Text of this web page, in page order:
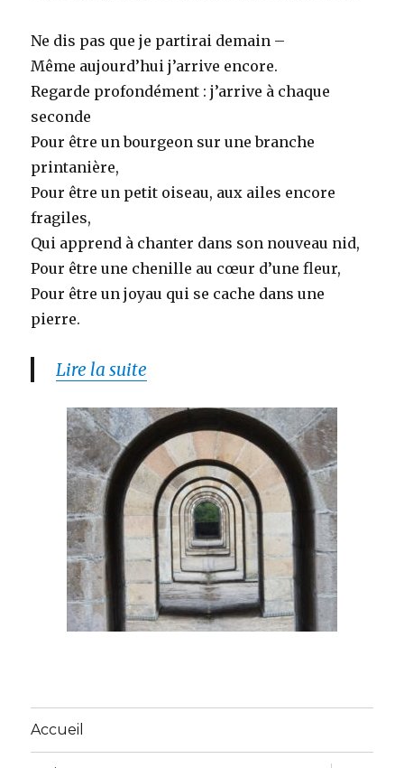
Ne dis pas que je partirai demain –
Même aujourd’hui j’arrive encore.
Regarde profondément : j’arrive à chaque
seconde
Pour être un bourgeon sur une branche
printanière,
Pour être un petit oiseau, aux ailes encore
fragiles,
Qui apprend à chanter dans son nouveau nid,
Pour être une chenille au cœur d’une fleur,
Pour être un joyau qui se cache dans une
pierre.
Lire la suite
Accueil